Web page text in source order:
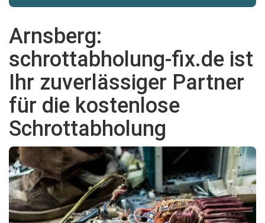
Arnsberg:
schrottabholung-fix.de ist
Ihr zuverlässiger Partner
für die kostenlose
Schrottabholung